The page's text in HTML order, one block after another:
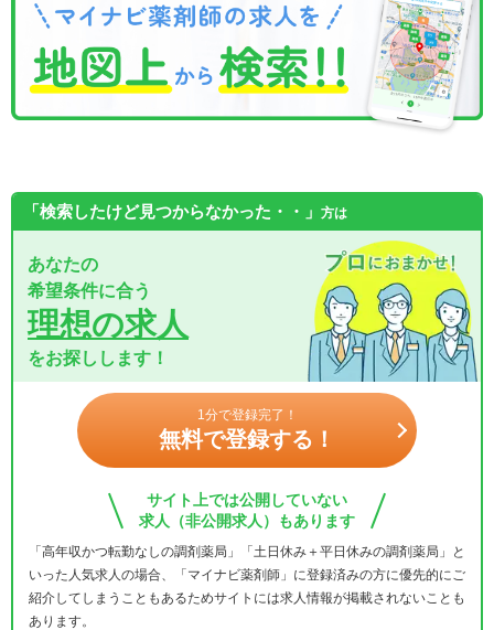
「検索したけど見つからなかった・・」 方は
あなたの
希望条件に合う
理想の求人
をお探しします！
1分で登録完了！
無料で登録する！
サイト上では公開していない
求人（非公開求人）もあります
「高年収かつ転勤なしの調剤薬局」「土日休み＋平日休みの調剤薬局」と
いった人気求人の場合、「マイナビ薬剤師」に登録済みの方に優先的にご
紹介してしまうこともあるためサイトには求人情報が掲載されないことも
あります。